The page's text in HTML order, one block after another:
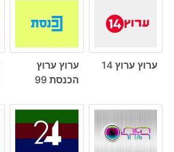
ערוץ ערוץ 14
ערוץ ערוץ
הכנסת 99